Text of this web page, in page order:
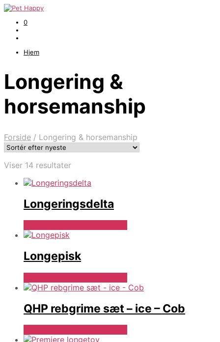
0
Hjem
Longering &
horsemanship
Forside / Longering & horsemanship
Viser 14 resultaterSorteret
seneste
Longeringsdelta
Longepisk
QHP rebgrime sæt – ice – Cob